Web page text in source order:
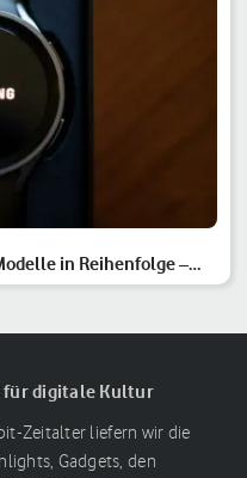
in Reihenfolge –
für digitale Kultur
Zeitalter liefern wir die
Gadgets, den